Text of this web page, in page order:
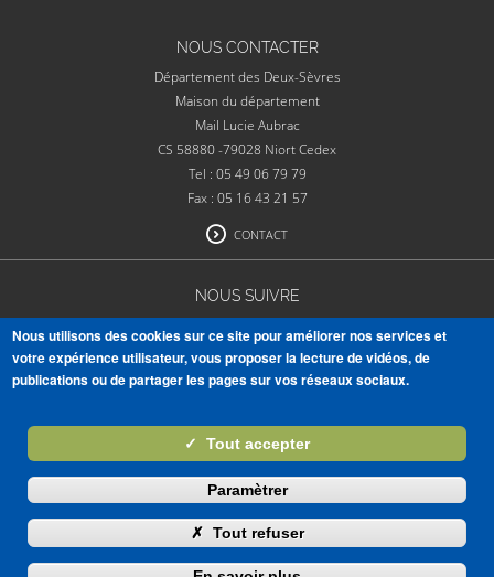
NOUS CONTACTER
Département des Deux-Sèvres
Maison du département
Mail Lucie Aubrac
CS 58880 -79028 Niort Cedex
Tel : 05 49 06 79 79
Fax : 05 16 43 21 57
CONTACT
NOUS SUIVRE
VOIR TOUTES NOS PUBLICATIONS
S'ABONNER À LA NEWSLETTER
Mentions légales Crédits
Nous utilisons des cookies sur ce site pour améliorer nos services et
votre expérience utilisateur, vous proposer la lecture de vidéos, de
publications ou de partager les pages sur vos réseaux sociaux.
✓ Tout accepter
Paramètrer
✗ Tout refuser
Masquer